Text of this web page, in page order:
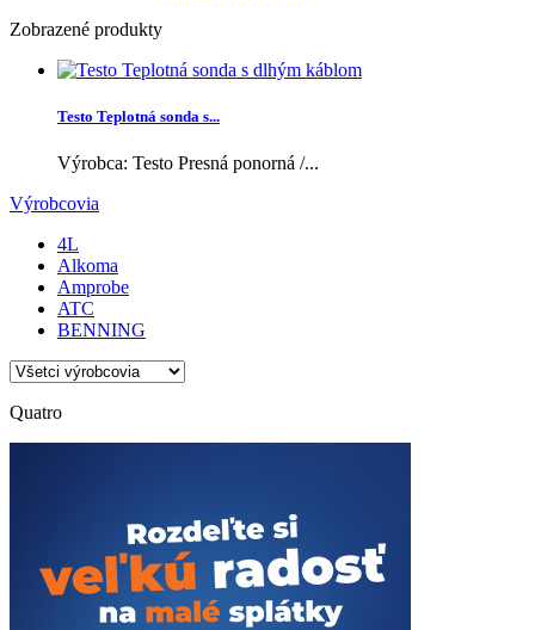
Zobrazené produkty
Testo Teplotná sonda s...
Výrobca: Testo Presná ponorná /...
Výrobcovia
4L
Alkoma
Amprobe
ATC
BENNING
Quatro